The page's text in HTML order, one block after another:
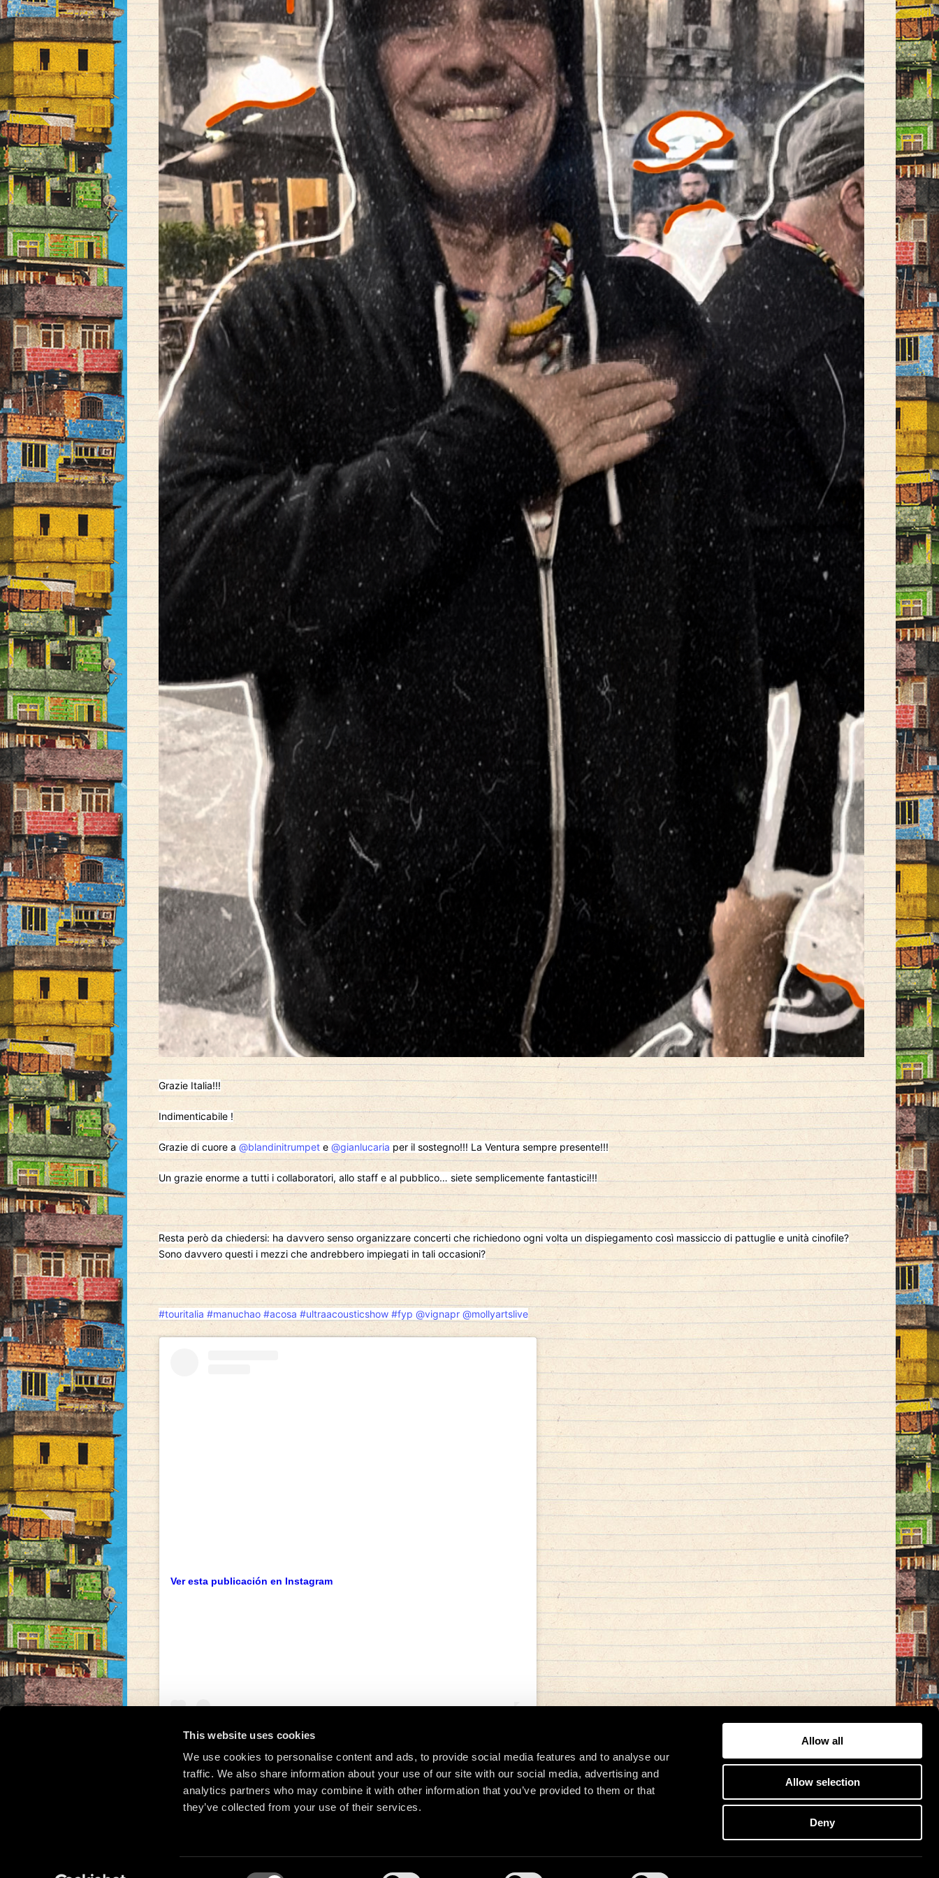
This website uses cookies
We use cookies to personalise content and ads, to provide social media features and to analyse our
traffic. We also share information about your use of our site with our social media, advertising and
analytics partners who may combine it with other information that you’ve provided to them or that
they’ve collected from your use of their services.
Allow all
Allow selection
Deny
Grazie Italia!!!
Indimenticabile !
Grazie di cuore a @blandinitrumpet e @gianlucaria per il sostegno!!! La Ventura sempre presente!!!
Un grazie enorme a tutti i collaboratori, allo staff e al pubblico… siete semplicemente fantastici!!!
Resta però da chiedersi: ha davvero senso organizzare concerti che richiedono ogni volta un dispiegamento così massiccio di pattuglie e unità cinofile?
Sono davvero questi i mezzi che andrebbero impiegati in tali occasioni?
#touritalia #manuchao #acosa #ultraacousticshow #fyp @vignapr @mollyartslive
Ver esta publicación en Instagram
Una publicación compartida de Manu Chao (@manuchaoofficial)